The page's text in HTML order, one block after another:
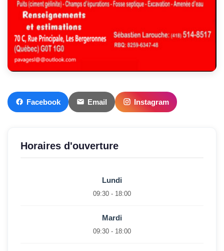
Facebook Email Instagram
Horaires d'ouverture
Lundi
09:30 - 18:00
Mardi
09:30 - 18:00